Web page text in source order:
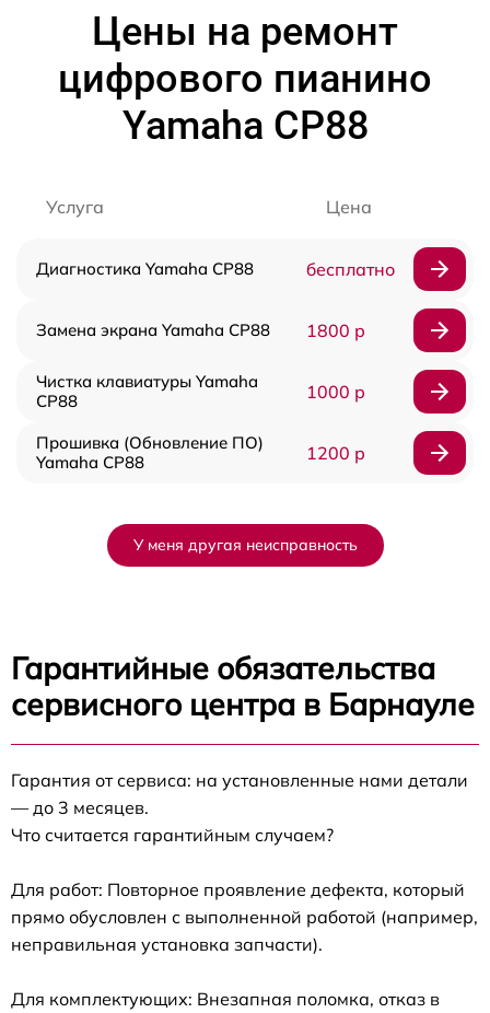
Цены на ремонт
цифрового пианино
Yamaha CP88
Услуга Цена
Диагностика Yamaha CP88 бесплатно
Замена экрана Yamaha CP88 1800 р
Чистка клавиатуры Yamaha
CP88
1000 р
Прошивка (Обновление ПО)
Yamaha CP88
1200 р
У меня другая неисправность
Гарантийные обязательства
сервисного центра в Барнауле
Гарантия от сервиса: на установленные нами детали
— до 3 месяцев.
Что считается гарантийным случаем?
Для работ: Повторное проявление дефекта, который
прямо обусловлен с выполненной работой (например,
неправильная установка запчасти).
Для комплектующих: Внезапная поломка, отказ в